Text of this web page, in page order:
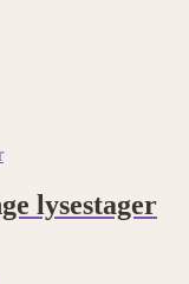
lysestager